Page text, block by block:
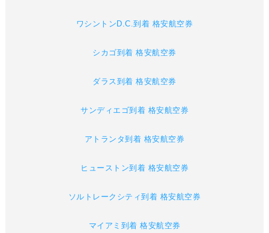
ワシントンD.C.到着 格安航空券
シカゴ到着 格安航空券
ダラス到着 格安航空券
サンディエゴ到着 格安航空券
アトランタ到着 格安航空券
ヒューストン到着 格安航空券
ソルトレークシティ到着 格安航空券
マイアミ到着 格安航空券